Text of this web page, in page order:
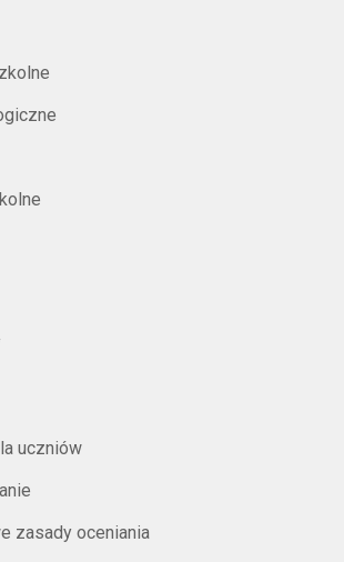
uczniów
zasady oceniania